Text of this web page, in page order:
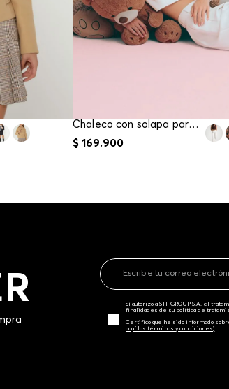
Chaleco con solapa para mujer
$ 169.900
Sí autorizo a STF GROUP S.A. el
finalidades de su política de
Certifico que he sido informado
aquí los términos y condiciones)